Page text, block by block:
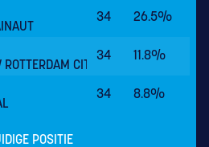
34 26.5%
CITY
34 11.8%
34 8.8%
POSITIE